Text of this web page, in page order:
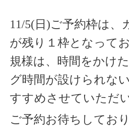
11/5(日)ご予約枠は、
が残り１枠となって
規様は、時間をかけ
グ時間が設けられな
すすめさせていただ
ご予約お待ちしており